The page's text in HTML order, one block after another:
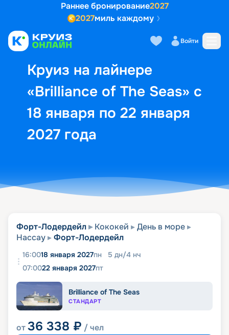
Раннее бронирование2027
2027миль каждому
Войти
Круиз на лайнере
«Brilliance of The Seas» с
18 января по 22 января
2027 года
Выбор кают Маршрут и
Форт-Лодердейл Кококей
День в море
Нассау
Форт-Лодердейл
16:0018 января 2027пн 5 дн/4 нч
07:0022 января 2027пт
Brilliance of The Seas
СТАНДАРТ
от36 338 ₽ / чел